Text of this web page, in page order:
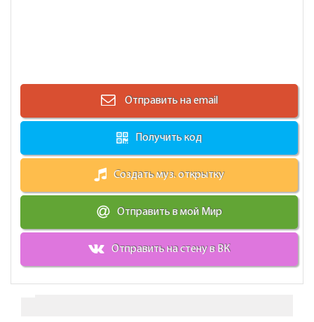
Отправить на email
Получить код
Создать муз. открытку
Отправить в мой Мир
Отправить на стену в ВК